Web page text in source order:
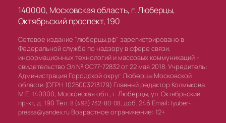
140000, Московская область, г. Люберцы,
Октябрьский проспект, 190
Сетевое издание "люберцы.рф" зарегистрировано в
Федеральной службе по надзору в сфере связи,
информационных технологий и массовых коммуникаций -
свидетельство Эл № ФС77-72832 от 22 мая 2018. Учредитель:
Администрация Городской округ Люберцы Московской
области (ОГРН 1025003213179) Главный редактор Колмыкова
М.Е. 140000, Московская обл., г. Люберцы, ул. Октябрьский
пр-кт, д. 190 Тел. 8 (498) 732-80-08, доб. 246 Email: lyuber-
pressa@yandex.ru Возрастное ограничение: 12+